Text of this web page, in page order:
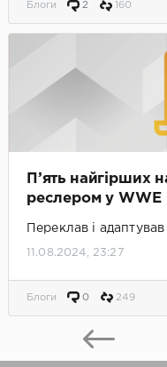
Блоги 2 160
П’ять найгірших
реслером у WWE
Переклав і
11.08.2024, 23:27
Блоги 0 249